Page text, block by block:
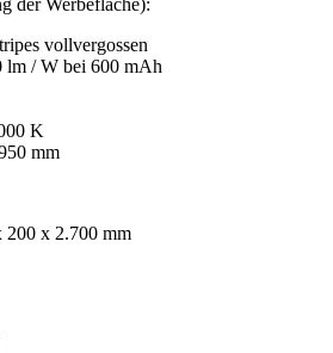
der Werbefläche):
vollvergossen
lm / W bei 600 mAh
K
mm
x 2.700 mm